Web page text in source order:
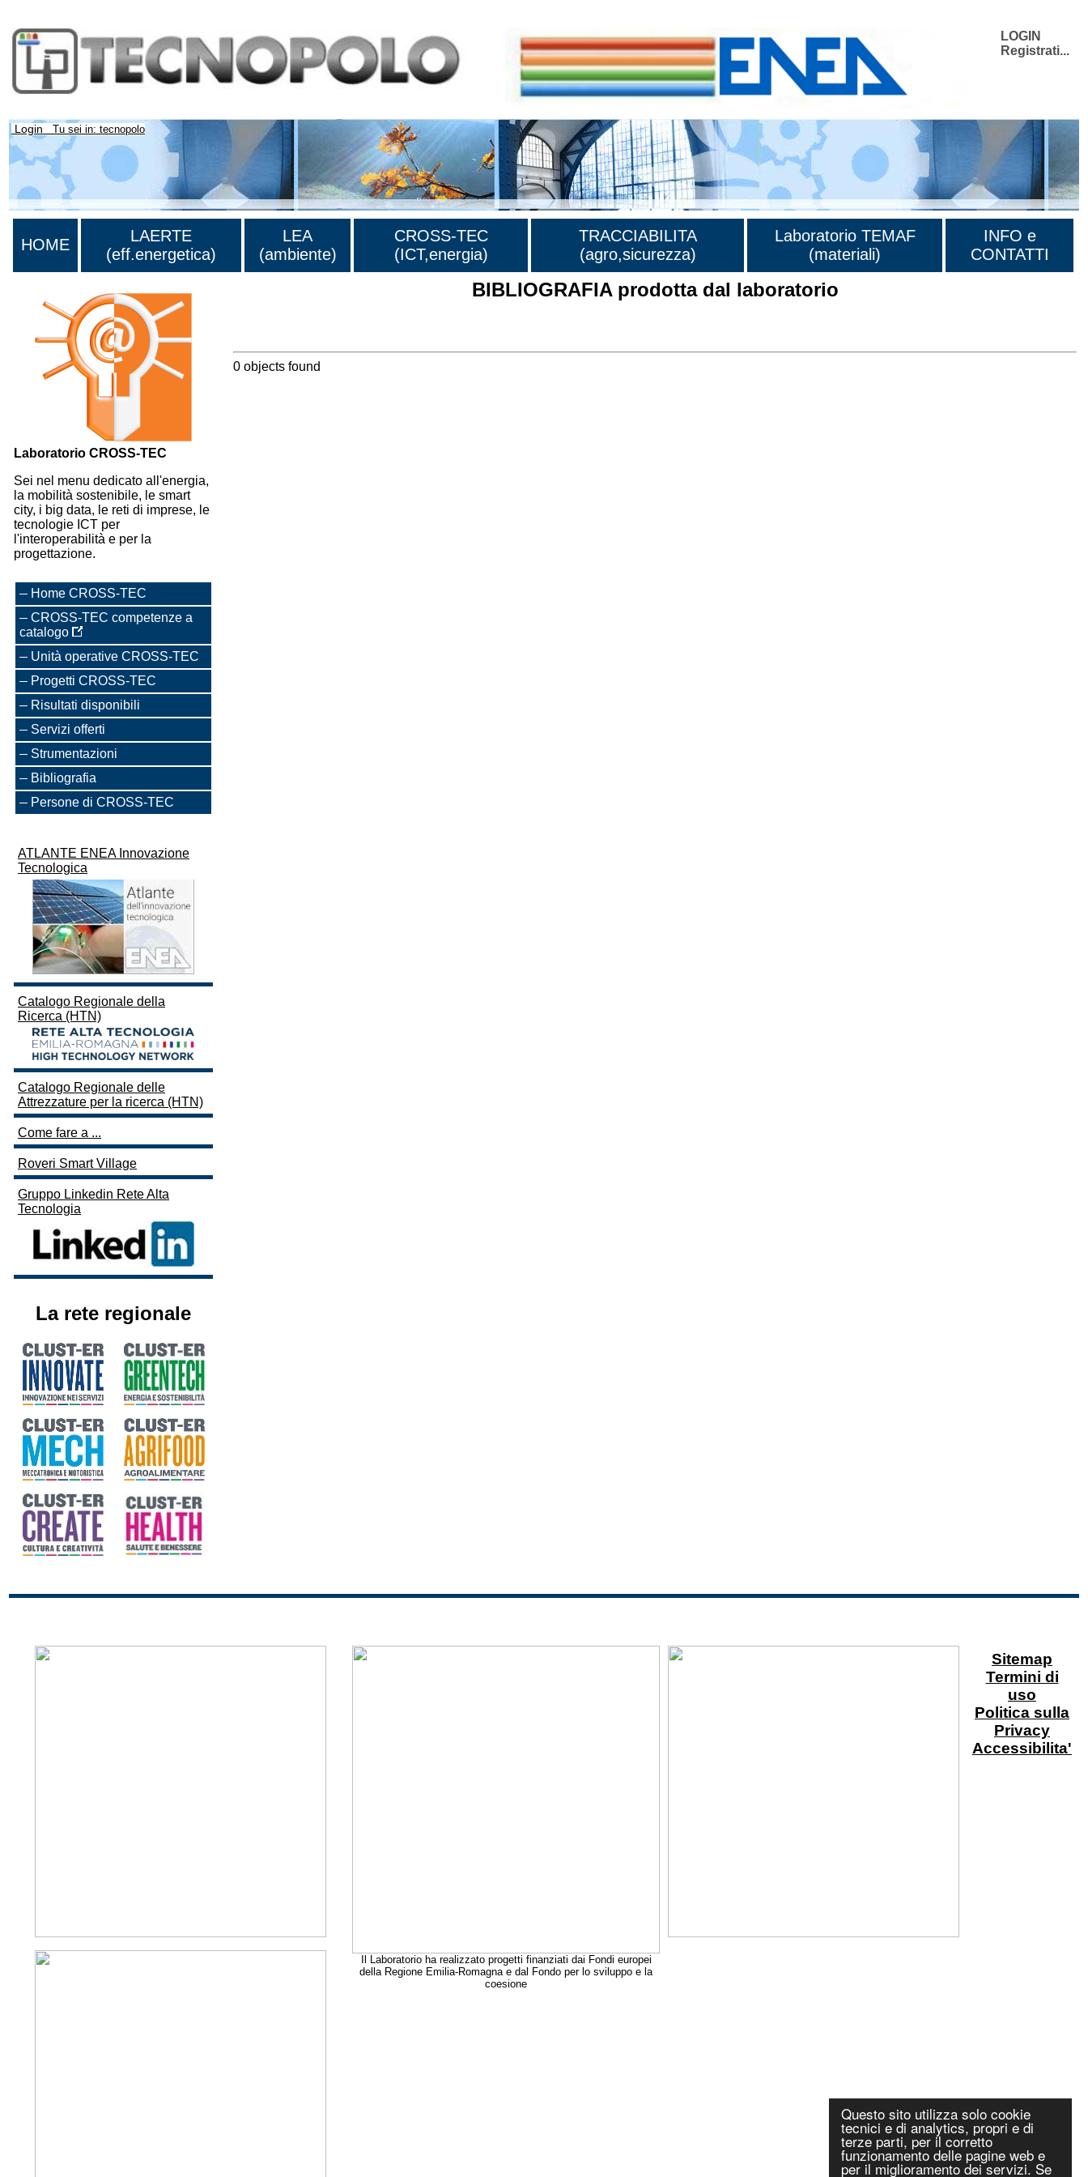
Questo sito utilizza solo cookie
tecnici e di analytics, propri e di
terze parti, per il corretto
funzionamento delle pagine web e
per il miglioramento dei servizi. Se
LOGIN
Registrati...
Login Tu sei in: tecnopolo
HOME
LAERTE
(eff.energetica)
LEA
(ambiente)
CROSS-TEC
(ICT,energia)
TRACCIABILITA
(agro,sicurezza)
Laboratorio TEMAF
(materiali)
INFO e
CONTATTI
Laboratorio CROSS-TEC
Sei nel menu dedicato all'energia,
la mobilità sostenibile, le smart
city, i big data, le reti di imprese, le
tecnologie ICT per
l'interoperabilità e per la
progettazione.
Home CROSS-TEC
CROSS-TEC competenze a
catalogo
Unità operative CROSS-TEC
Progetti CROSS-TEC
Risultati disponibili
Servizi offerti
Strumentazioni
Bibliografia
Persone di CROSS-TEC
ATLANTE ENEA Innovazione
Tecnologica
Catalogo Regionale della
Ricerca (HTN)
Catalogo Regionale delle
Attrezzature per la ricerca (HTN)
Come fare a ...
Roveri Smart Village
Gruppo Linkedin Rete Alta
Tecnologia
La rete regionale
BIBLIOGRAFIA prodotta dal laboratorio
0 objects found
Il Laboratorio ha realizzato progetti finanziati dai Fondi europei
della Regione Emilia-Romagna e dal Fondo per lo sviluppo e la
coesione
Sitemap
Termini di
uso
Politica sulla
Privacy
Accessibilita'